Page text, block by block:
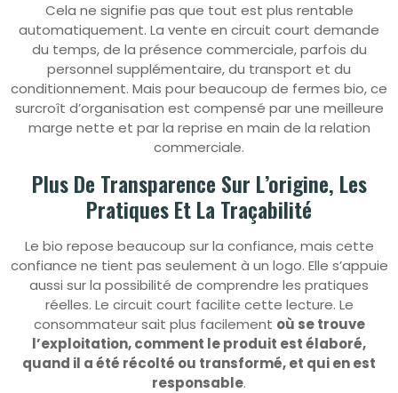
Cela ne signifie pas que tout est plus rentable
automatiquement. La vente en circuit court demande
du temps, de la présence commerciale, parfois du
personnel supplémentaire, du transport et du
conditionnement. Mais pour beaucoup de fermes bio, ce
surcroît d’organisation est compensé par une meilleure
marge nette et par la reprise en main de la relation
commerciale.
Plus De Transparence Sur L’origine, Les
Pratiques Et La Traçabilité
Le bio repose beaucoup sur la confiance, mais cette
confiance ne tient pas seulement à un logo. Elle s’appuie
aussi sur la possibilité de comprendre les pratiques
réelles. Le circuit court facilite cette lecture. Le
consommateur sait plus facilement où se trouve
l’exploitation, comment le produit est élaboré,
quand il a été récolté ou transformé, et qui en est
responsable.